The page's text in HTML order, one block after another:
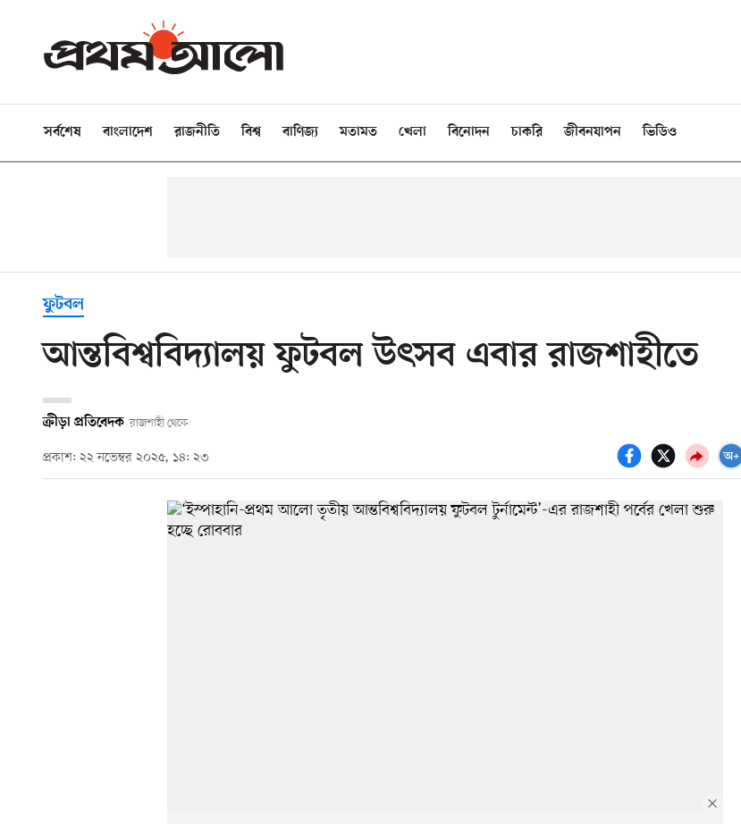
সর্বশেষ বাংলাদেশ রাজনীতি বিশ্ব বাণিজ্য মতামত খেলা বিনোদন চাকরি জীবনযাপন ভিডিও
ফুটবল
আন্তবিশ্ববিদ্যালয় ফুটবল উৎসব এবার রাজশাহীতে
ক্রীড়া প্রতিবেদক রাজশাহী থেকে
প্রকাশ: ২২ নভেম্বর ২০২৫, ১৪: ২৩